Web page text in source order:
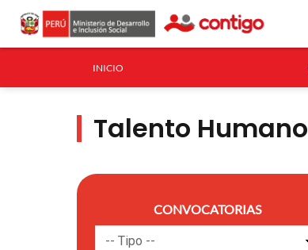
INICIO
Talento Humano
CONVOCATORIAS